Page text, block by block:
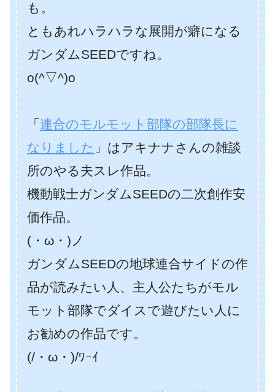
も。
ともあれハラハラな展開が癖になる
ガンダムSEEDですね。
o(^▽^)o
「 連合のモルモット部隊の部隊長に
なりました 」はアキナナさんの雑談
所のやる夫スレ作品。
機動戦士ガンダムSEEDの二次創作安
価作品。
(・ω・)ノ
ガンダムSEEDの地球連合サイドの作
品が読みたい人、主人公たちがモル
モット部隊でダイスで遊びたい人に
お勧めの作品です。
(/・ω・)/ﾜｰｲ